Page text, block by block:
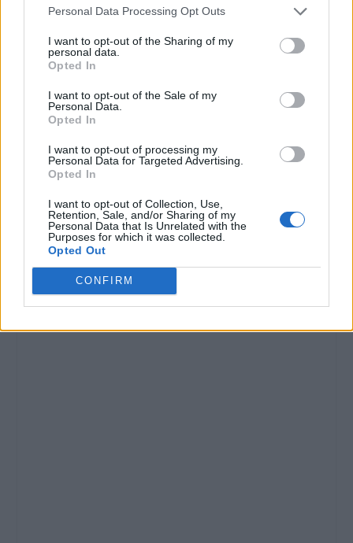
Personal Data Processing Opt Outs
I want to opt-out of the Sharing of my
personal data.
Opted In
I want to opt-out of the Sale of my
Personal Data.
Opted In
I want to opt-out of processing my
Personal Data for Targeted Advertising.
Opted In
I want to opt-out of Collection, Use,
Retention, Sale, and/or Sharing of my
Personal Data that Is Unrelated with the
Purposes for which it was collected.
Opted Out
CONFIRM